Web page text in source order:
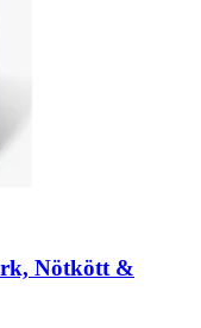
Nötkött &